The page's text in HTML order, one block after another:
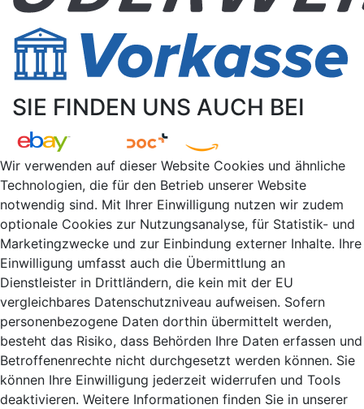
SIE FINDEN UNS AUCH BEI
Wir verwenden auf dieser Website Cookies und ähnliche
Technologien, die für den Betrieb unserer Website
notwendig sind. Mit Ihrer Einwilligung nutzen wir zudem
optionale Cookies zur Nutzungsanalyse, für Statistik- und
Marketingzwecke und zur Einbindung externer Inhalte. Ihre
Einwilligung umfasst auch die Übermittlung an
Dienstleister in Drittländern, die kein mit der EU
vergleichbares Datenschutzniveau aufweisen. Sofern
personenbezogene Daten dorthin übermittelt werden,
besteht das Risiko, dass Behörden Ihre Daten erfassen und
Betroffenenrechte nicht durchgesetzt werden können. Sie
können Ihre Einwilligung jederzeit widerrufen und Tools
deaktivieren. Weitere Informationen finden Sie in unserer